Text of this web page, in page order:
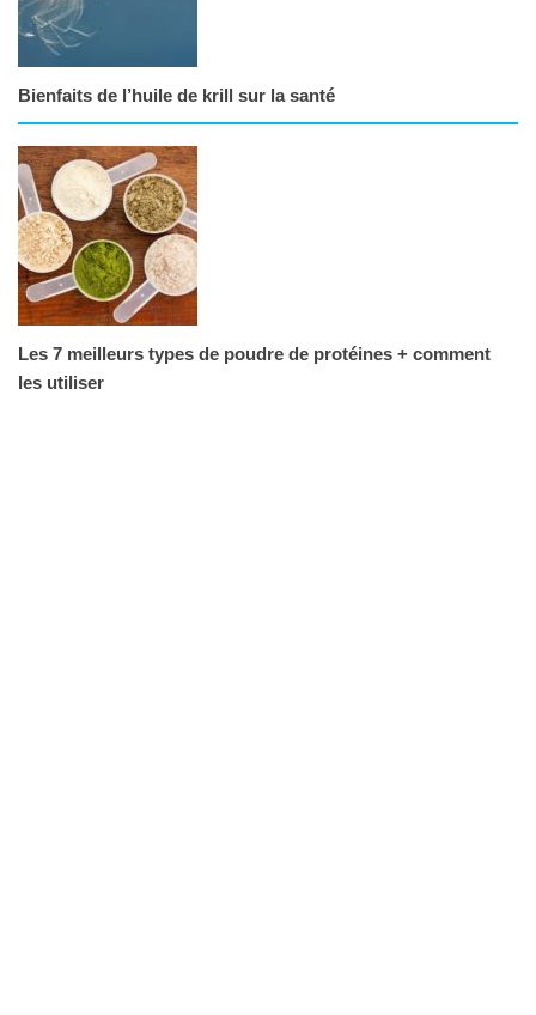
Bienfaits de l’huile de krill sur la santé
Les 7 meilleurs types de poudre de protéines + comment
les utiliser